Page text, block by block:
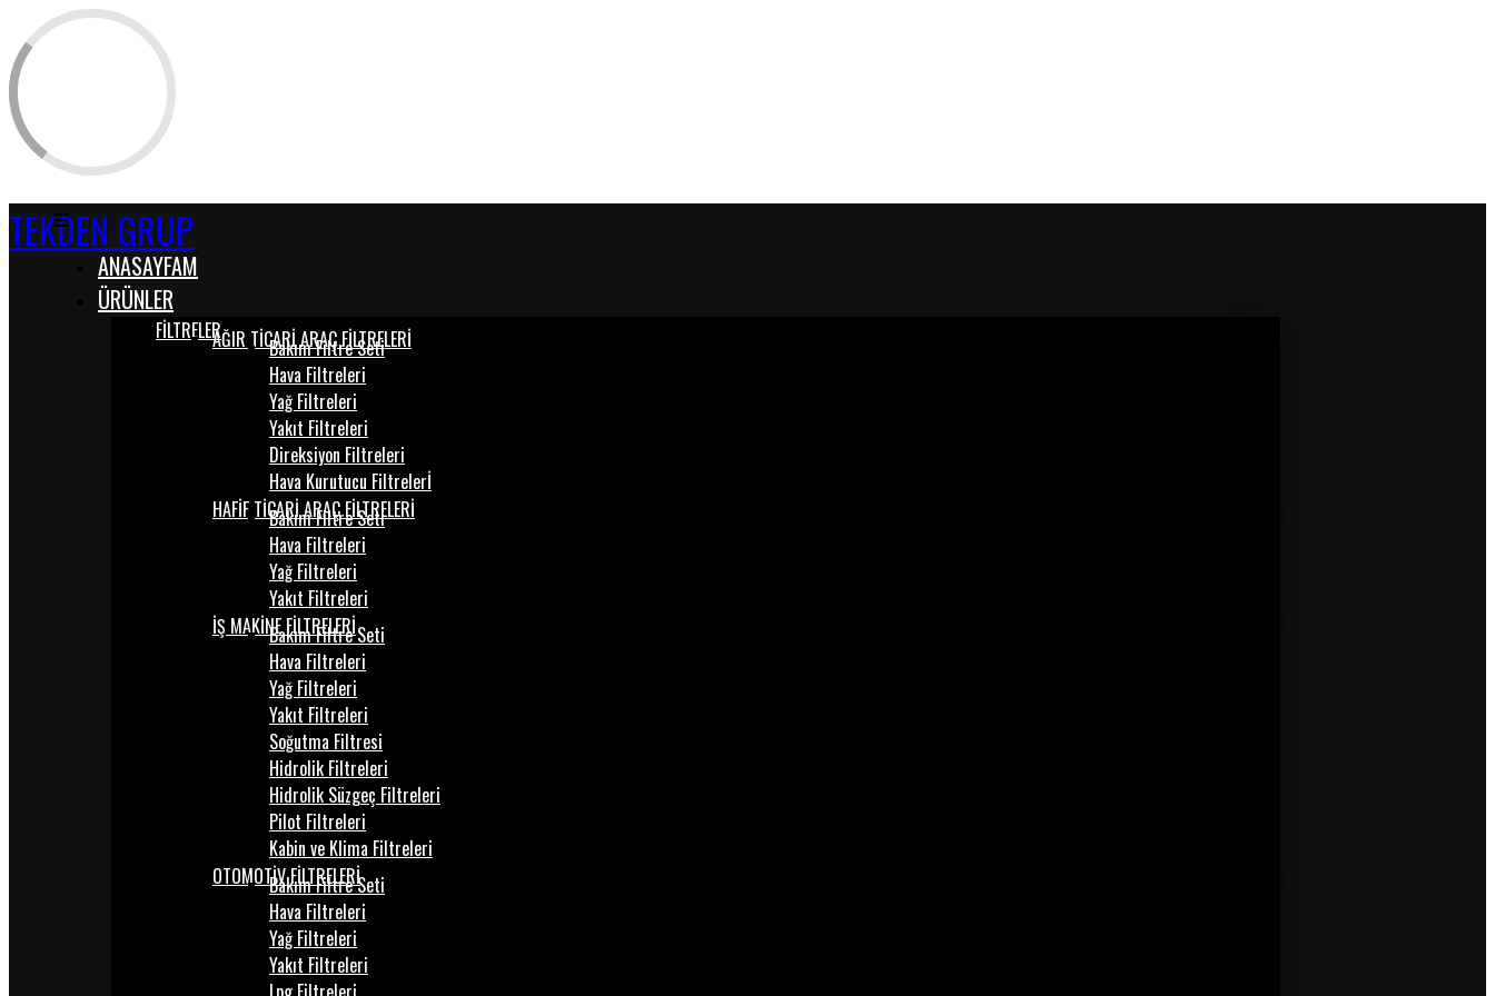
TEKDEN GRUP
ANASAYFAM
ÜRÜNLER
FİLTRELERAĞIR TİCARİ ARAÇ FİLTRELERİ
Bakım Filtre Seti
Hava Filtreleri
Yağ Filtreleri
Yakıt Filtreleri
Direksiyon Filtreleri
Hava Kurutucu Filtrelerİ
HAFİF TİCARİ ARAÇ FİLTRELERİ
Bakım Filtre Seti
Hava Filtreleri
Yağ Filtreleri
Yakıt Filtreleri
İŞ MAKİNE FİLTRELERİ
Bakım Filtre Seti
Hava Filtreleri
Yağ Filtreleri
Yakıt Filtreleri
Soğutma Filtresi
Hidrolik Filtreleri
Hidrolik Süzgeç Filtreleri
Pilot Filtreleri
Kabin ve Klima Filtreleri
OTOMOTİV FİLTRELERİ
Bakım Filtre Seti
Hava Filtreleri
Yağ Filtreleri
Yakıt Filtreleri